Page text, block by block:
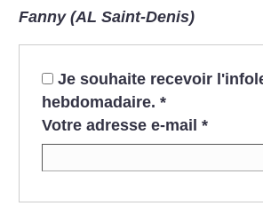
Fanny (AL Saint-Denis)
Je souhaite recevoir
hebdomadaire. *
Votre adresse e-mail *